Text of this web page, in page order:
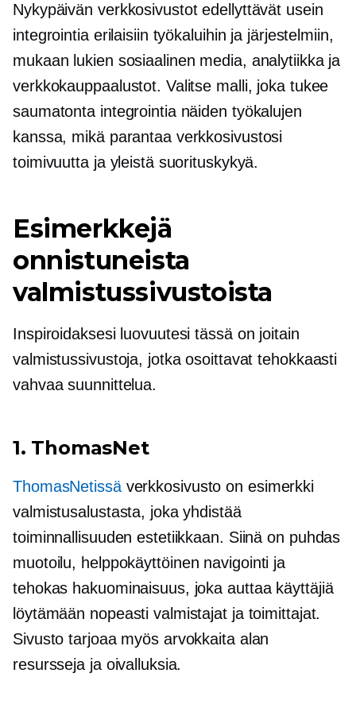
Nykypäivän verkkosivustot edellyttävät usein
integrointia erilaisiin työkaluihin ja järjestelmiin,
mukaan lukien sosiaalinen media, analytiikka ja
verkkokauppaalustot. Valitse malli, joka tukee
saumatonta integrointia näiden työkalujen
kanssa, mikä parantaa verkkosivustosi
toimivuutta ja yleistä suorituskykyä.
Esimerkkejä
onnistuneista
valmistussivustoista
Inspiroidaksesi luovuutesi tässä on joitain
valmistussivustoja, jotka osoittavat tehokkaasti
vahvaa suunnittelua.
1. ThomasNet
ThomasNetissäverkkosivusto on esimerkki
valmistusalustasta, joka yhdistää
toiminnallisuuden estetiikkaan. Siinä on puhdas
muotoilu, helppokäyttöinen navigointi ja
tehokas hakuominaisuus, joka auttaa käyttäjiä
löytämään nopeasti valmistajat ja toimittajat.
Sivusto tarjoaa myös arvokkaita alan
resursseja ja oivalluksia.